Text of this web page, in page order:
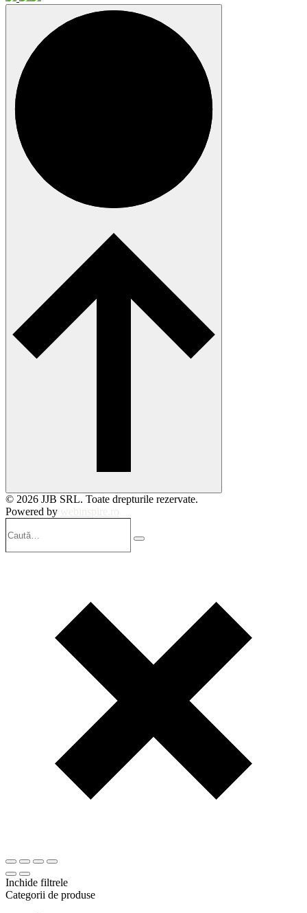
© 2026 JJB SRL. Toate drepturile rezervate.
Powered by
Search
Inchide filtrele
Categorii de produse